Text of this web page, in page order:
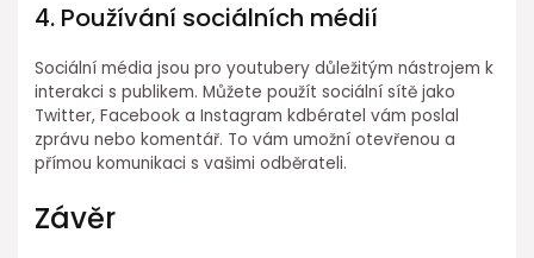
4. Používání sociálních médií
Sociální média jsou pro youtubery důležitým nástrojem k
interakci s publikem. Můžete použít sociální sítě jako
Twitter, Facebook a Instagram kdbératel vám poslal
zprávu nebo komentář. To vám umožní otevřenou a
přímou komunikaci s vašimi odběrateli.
Závěr